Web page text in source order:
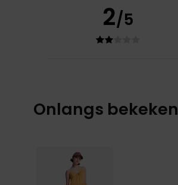
2/5
Onlangs bekeken